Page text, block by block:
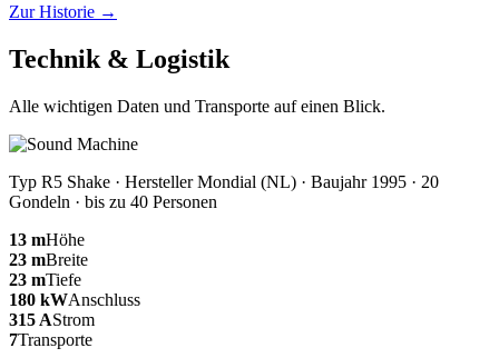
Zur Historie →
Technik & Logistik
Alle wichtigen Daten und Transporte auf einen Blick.
Typ R5 Shake · Hersteller Mondial (NL) · Baujahr 1995 · 20
Gondeln · bis zu 40 Personen
13 mHöhe
23 mBreite
23 mTiefe
180 kWAnschluss
315 AStrom
7Transporte